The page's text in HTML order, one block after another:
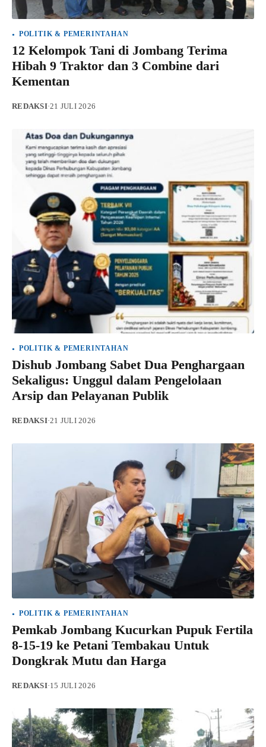
POLITIK & PEMERINTAHAN
12 Kelompok Tani di Jombang Terima
Hibah 9 Traktor dan 3 Combine dari
Kementan
REDAKSI·21 JULI 2026
POLITIK & PEMERINTAHAN
Dishub Jombang Sabet Dua Penghargaan
Sekaligus: Unggul dalam Pengelolaan
Arsip dan Pelayanan Publik
REDAKSI·21 JULI 2026
POLITIK & PEMERINTAHAN
Pemkab Jombang Kucurkan Pupuk Fertila
8-15-19 ke Petani Tembakau Untuk
Dongkrak Mutu dan Harga
REDAKSI·15 JULI 2026